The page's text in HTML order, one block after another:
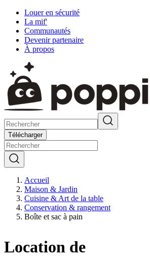
Louer en sécurité
La mif'
Communautés
Devenir partenaire
À propos
Télécharger
Accueil
Maison & Jardin
Cuisine & Art de la table
Conservation & rangement
Boîte et sac à pain
Location de